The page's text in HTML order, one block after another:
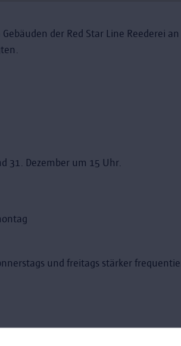
der Red Star Line Reederei an
31. Dezember um 15 Uhr.
und freitags stärker